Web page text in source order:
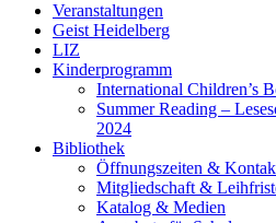
Veranstaltungen
Geist Heidelberg
LIZ
Kinderprogramm
International Children’s
Summer Reading –
2024
Bibliothek
Öffnungszeiten &
Mitgliedschaft &
Katalog & Medien